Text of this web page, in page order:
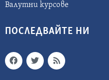
Валутни курсове
ПОСЛЕДВАЙТЕ НИ